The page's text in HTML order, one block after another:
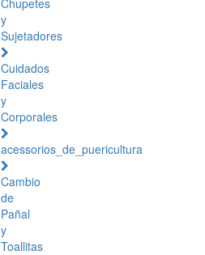
Chupetes
y
Sujetadores
Cuidados
Faciales
y
Corporales
acessorios_de_puericultura
Cambio
de
Pañal
y
Toallitas